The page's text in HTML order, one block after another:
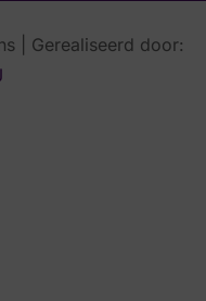
| Gerealiseerd door: